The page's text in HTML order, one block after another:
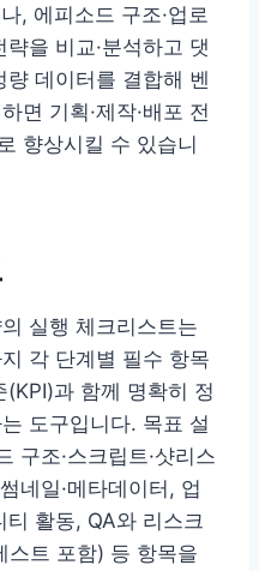
, 에피소드 구조·업로
략을 비교·분석하고 댓
량 데이터를 결합해 벤
면 기획·제작·배포 전
향상시킬 수 있습니
실행 체크리스트는
각 단계별 필수 항목
(KPI)과 함께 명확히 정
도구입니다. 목표 설
구조·스크립트·샷리스
네일·메타데이터, 업
티 활동, QA와 리스크
스트 포함) 등 항목을